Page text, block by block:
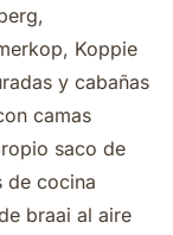
Koppie
y cabañas
camas
saco de
de cocina
braai al aire